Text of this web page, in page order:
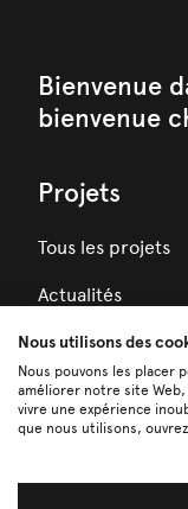
Bienvenue
bienvenue
Projets
Tous les projets
Actualités
Équipe
Carrières
Associés
Nous utilisons des
Nous pouvons les placer
améliorer notre site
vivre une expérience
que nous utilisons,